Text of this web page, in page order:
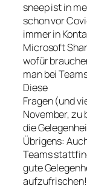
sneep ist in
schon vor
immer in
Microsoft
wofür
man bei
Diese
Fragen (und
November,
die
Übrigens:
Teams
gute
aufzufrischen!